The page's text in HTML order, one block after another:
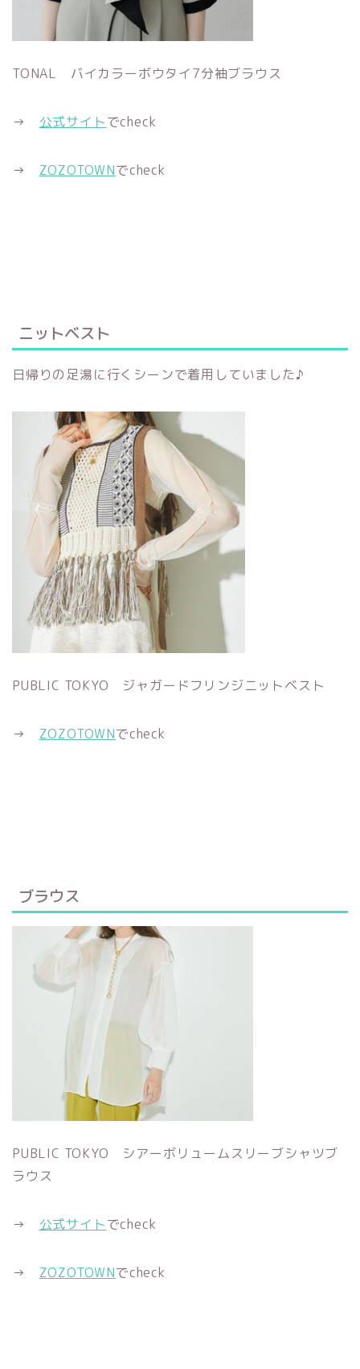
TONAL バイカラーボウタイ7分袖ブラウス
→ 公式サイトでcheck
→ ZOZOTOWNでcheck
ニットベスト
日帰りの足湯に行くシーンで着用していました♪
PUBLIC TOKYO ジャガードフリンジニットベスト
→ ZOZOTOWNでcheck
ブラウス
PUBLIC TOKYO シアーボリュームスリーブシャツブ
ラウス
→ 公式サイトでcheck
→ ZOZOTOWNでcheck